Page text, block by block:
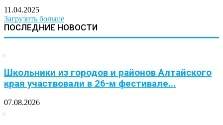
11.04.2025
Загрузить больше
ПОСЛЕДНИЕ НОВОСТИ
Школьники из городов и районов Алтайского
края участвовали в 26-м фестивале...
07.08.2026